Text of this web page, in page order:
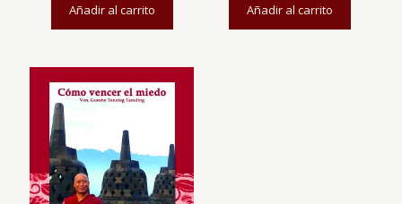
Añadir al carrito Añadir al carrito